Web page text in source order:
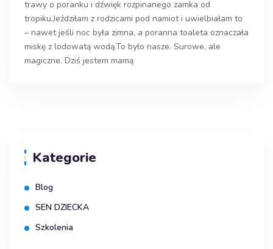
trawy o poranku i dźwięk rozpinanego zamka od
tropiku.Jeździłam z rodzicami pod namiot i uwielbiałam to
– nawet jeśli noc była zimna, a poranna toaleta oznaczała
miskę z lodowatą wodą.To było nasze. Surowe, ale
magiczne. Dziś jestem mamą
Kategorie
Blog
SEN DZIECKA
Szkolenia